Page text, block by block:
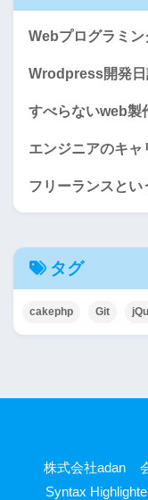
Webプログラミン
Wrodpress開発
すべらないweb製
エンジニアのキャ
フリーランスとい
タグ
cakephp Git
株式会社adan
Syntax